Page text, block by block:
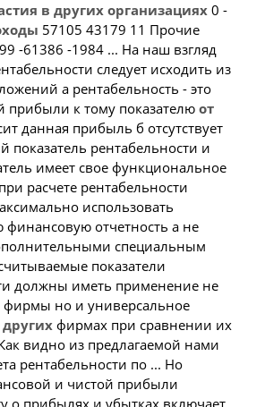
в других организациях0 -
57105 43179 11 Прочие
-61386 -1984 ... На наш взгляд
следует исходить из
а рентабельность - это
прибыли к тому показателю от
данная прибыль б отсутствует
показатель рентабельности и
имеет свое функциональное
при расчете рентабельности
использовать
отчетность а не
специальным
показатели
должны иметь применение не
фирмы но и универсальное
другихфирмах при сравнении их
видно из предлагаемой нами
рентабельности по ... Но
и чистой прибыли